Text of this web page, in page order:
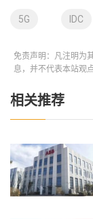
5G IDC
免责声明：凡注明为
息，并不代表本站观
相关推荐